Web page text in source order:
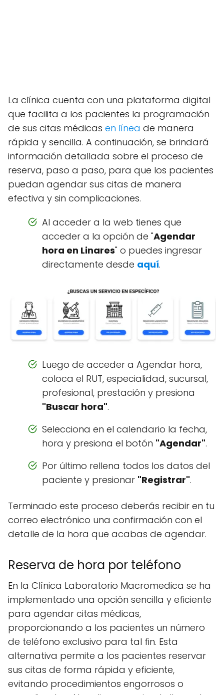
La clínica cuenta con una plataforma digital
que facilita a los pacientes la programación
de sus citas médicas en línea de manera
rápida y sencilla. A continuación, se brindará
información detallada sobre el proceso de
reserva, paso a paso, para que los pacientes
puedan agendar sus citas de manera
efectiva y sin complicaciones.
Al acceder a la web tienes que
acceder a la opción de "Agendar
hora en Linares" o puedes ingresar
directamente desde aquí.
Luego de acceder a Agendar hora,
coloca el RUT, especialidad, sucursal,
profesional, prestación y presiona
"Buscar hora".
Selecciona en el calendario la fecha,
hora y presiona el botón "Agendar".
Por último rellena todos los datos del
paciente y presionar "Registrar".
Terminado este proceso deberás recibir en tu
correo electrónico una confirmación con el
detalle de la hora que acabas de agendar.
Reserva de hora por teléfono
En la Clínica Laboratorio Macromedica se ha
implementado una opción sencilla y eficiente
para agendar citas médicas,
proporcionando a los pacientes un número
de teléfono exclusivo para tal fin. Esta
alternativa permite a los pacientes reservar
sus citas de forma rápida y eficiente,
evitando procedimientos engorrosos o